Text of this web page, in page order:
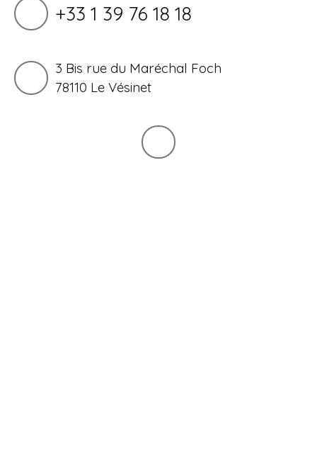
+33 1 39 76 18 18
3 Bis rue du Maréchal Foch
78110 Le Vésinet